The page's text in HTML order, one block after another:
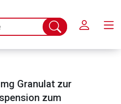
Suche
abschicken
Granulat zur
zum